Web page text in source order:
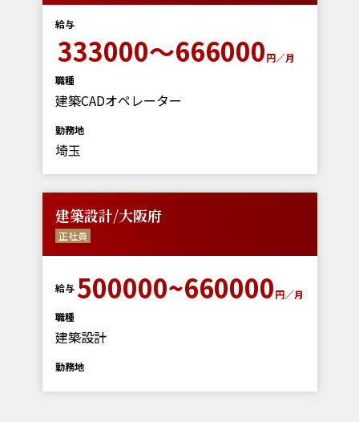
給与
333000～666000円／月
職種
建築CADオペレーター
勤務地
埼玉
建築設計/大阪府
正社員
給与 500000~660000円／月
職種
建築設計
勤務地